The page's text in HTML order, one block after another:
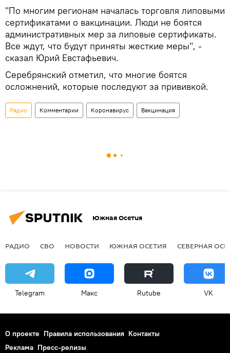
"По многим регионам началась торговля липовыми
сертификатами о вакцинации. Люди не боятся
административных мер за липовые сертификаты.
Все ждут, что будут приняты жесткие меры", -
сказал Юрий Евстафьевич.
Серебрянский отметил, что многие боятся
осложнений, которые последуют за прививкой.
Радио Комментарии Коронавирус Вакцинация
Южная Осетия
РАДИО СВО НОВОСТИ ЮЖНАЯ ОСЕТИЯ СЕВЕРНАЯ
Telegram Макс Rutube VK
О проекте Правила использования Контакты
Реклама Пресс-релизы